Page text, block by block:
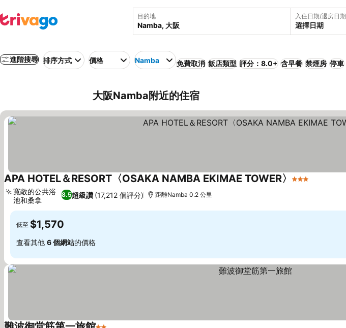
目的地 入住日期/退房日期
選擇日期
進階搜尋 排序方式 價格 Namba 免費取消 飯店類型 評分：8.0+ 含早餐 禁煙房 停車
大阪Namba附近的住宿
APA HOTEL＆RESORT〈OSAKA NAMBA EKIMAE TOWER〉 3 星級
8.5超級讚 (17,212 個評分)
寬敞的公共浴
池和桑拿
距離Namba 0.2 公里
低至 $1,570
查看其他 6 個網站的價格